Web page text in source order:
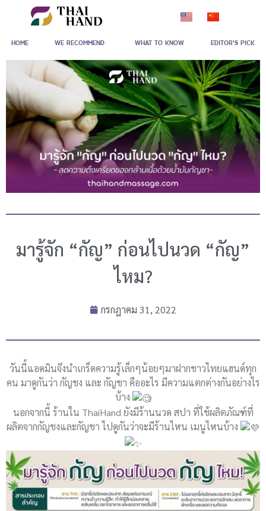
content
HOME WE RECOMMEND WHAT TO KNOW EDITOR'S PICK
มารู้จัก “กัญ” ก่อนไปนวด “กัญ”
ไหม?
กรกฎาคม 31, 2022
วันนี้แอดมินจึงนำเกร็ดความรู้เล็กๆน้อยๆมาฝากชาวไทยแฮนด์ทุก
คน มาดูกันว่า กัญชง และ กัญชา คืออะไร มีความแตกต่างกันอย่างไร
บ้าง
นอกจากนี้ ร้านใน ThaiHand ยังมีร้านนวด สปา ที่ใช้ผลิตภัณฑ์ที่
ผลิตจากกัญชงและกัญชา ไปดูกันว่าจะมีร้านไหน เมนูไหนบ้าง